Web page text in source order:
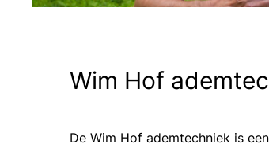
Wim Hof
De Wim Hof ademtechniek is